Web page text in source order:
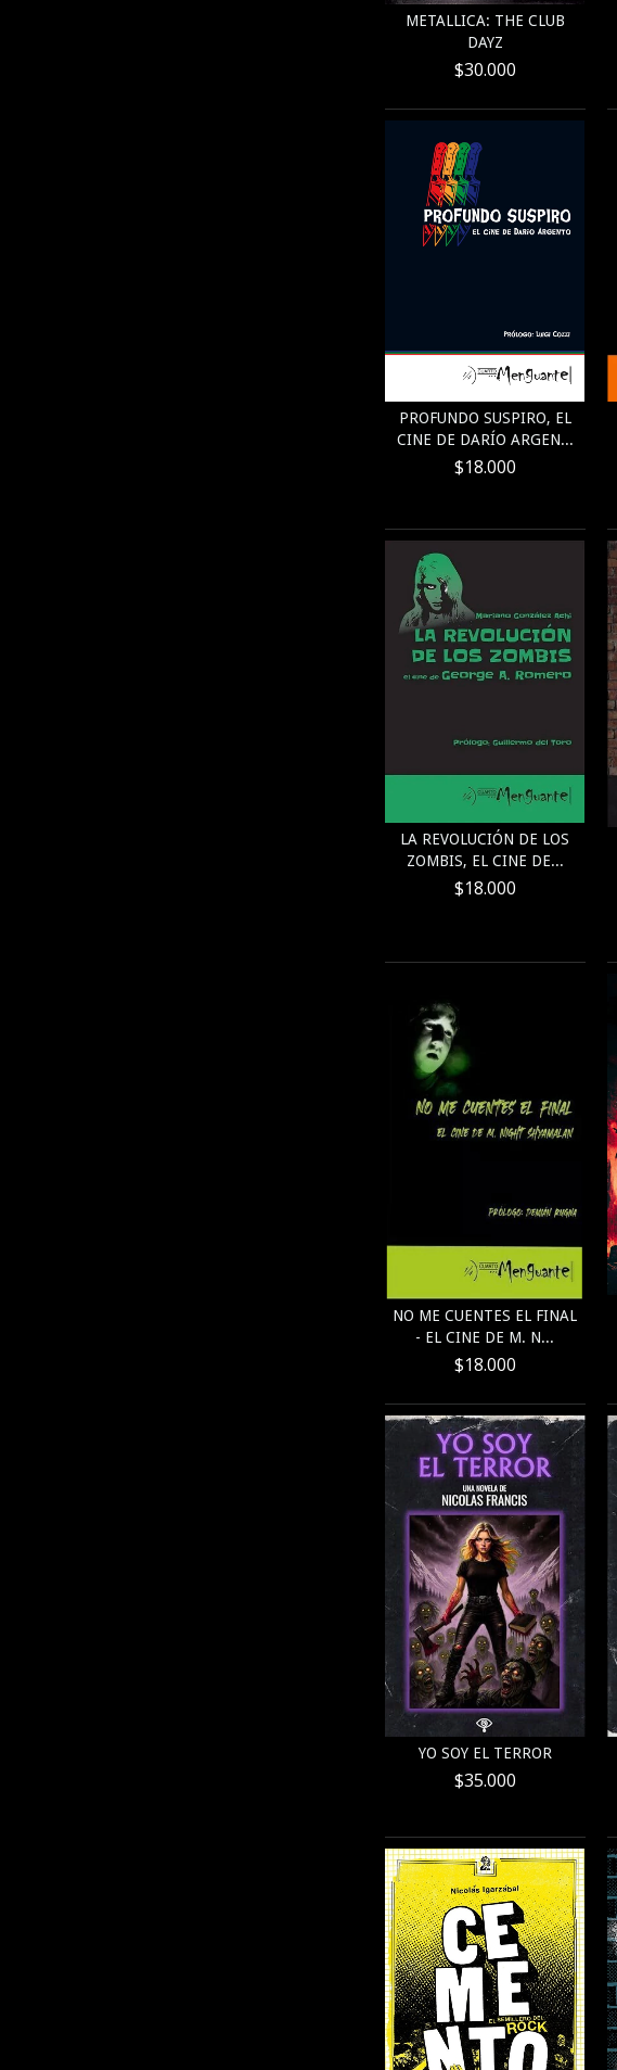
METALLICA: THE CLUB
DAYZ
$30.000
PROFUNDO SUSPIRO, EL
CINE DE DARÍO ARGEN...
$18.000
LA REVOLUCIÓN DE LOS
ZOMBIS, EL CINE DE...
$18.000
NO ME CUENTES EL FINAL
- EL CINE DE M. N...
$18.000
YO SOY EL TERROR
$35.000